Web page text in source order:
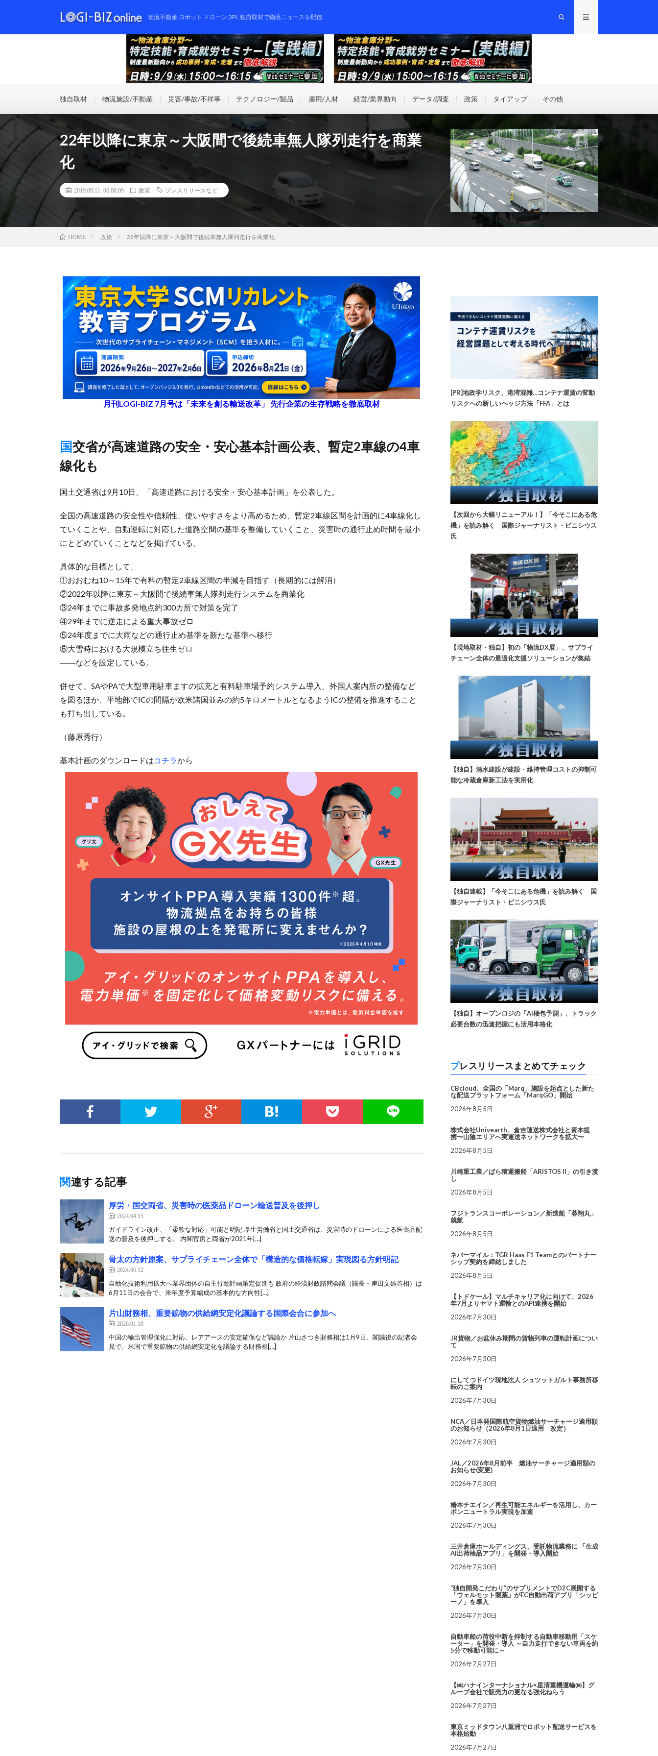
物流不動産,ロボット,ドローン,3PL,独自取材で物流ニュースを配信
独自取材 物流施設/不動産 災害/事故/不祥事 テクノロジー/製品 雇用/人材 経営/業界動向 データ/調査 政策 タイアップ その他
22年以降に東京～大阪間で後続車無人隊列走行を商業
化
2019.09.11 06:00:09 政策 プレスリリースなど
HOME 政策 22年以降に東京～大阪間で後続車無人隊列走行を商業化
月刊LOGI-BIZ 7月号は「未来を創る輸送改革」 先行企業の生存戦略を徹底取材
国交省が高速道路の安全・安心基本計画公表、暫定2車線の4車
線化も
国土交通省は9月10日、「高速道路における安全・安心基本計画」を公表した。
全国の高速道路の安全性や信頼性、使いやすさをより高めるため、暫定2車線区間を計画的に4車線化し
ていくことや、自動運転に対応した道路空間の基準を整備していくこと、災害時の通行止め時間を最小
にとどめていくことなどを掲げている。
具体的な目標として、
①おおむね10～15年で有料の暫定2車線区間の半減を目指す（長期的には解消）
②2022年以降に東京～大阪間で後続車無人隊列走行システムを商業化
③24年までに事故多発地点約300カ所で対策を完了
④29年までに逆走による重大事故ゼロ
⑤24年度までに大雨などの通行止め基準を新たな基準へ移行
⑥大雪時における大規模立ち往生ゼロ
――などを設定している。
併せて、SAやPAで大型車用駐車ますの拡充と有料駐車場予約システム導入、外国人案内所の整備など
を図るほか、平地部でICの間隔が欧米諸国並みの約5キロメートルとなるようICの整備を推進すること
も打ち出している。
（藤原秀行）
基本計画のダウンロードはコチラから
関連する記事
厚労・国交両省、災害時の医薬品ドローン輸送普及を後押し
2024.04.15
ガイドライン改正、「柔軟な対応」可能と明記 厚生労働省と国土交通省は、災害時のドローンによる医薬品配
送の普及を後押しする。 内閣官房と両省が2021年[…]
骨太の方針原案、サプライチェーン全体で「構造的な価格転嫁」実現図る方針明記
2024.06.12
自動化技術利用拡大へ業界団体の自主行動計画策定促進も 政府の経済財政諮問会議（議長・岸田文雄首相）は
6月11日の会合で、来年度予算編成の基本的な方向性[…]
片山財務相、重要鉱物の供給網安定化議論する国際会合に参加へ
2026.01.10
中国の輸出管理強化に対応、レアアースの安定確保など議論か 片山さつき財務相は1月9日、閣議後の記者会
見で、米国で重要鉱物の供給網安定化を議論する財務相[…]
[PR]地政学リスク、港湾混雑…コンテナ運賃の変動
リスクへの新しいヘッジ方法「FFA」とは
【次回から大幅リニューアル！】「今そこにある危
機」を読み解く 国際ジャーナリスト・ビニシウス
氏
【現地取材・独自】初の「物流DX展」、サプライ
チェーン全体の最適化支援ソリューションが集結
【独自】清水建設が建設・維持管理コストの抑制可
能な冷蔵倉庫新工法を実用化
【独自連載】「今そこにある危機」を読み解く 国
際ジャーナリスト・ビニシウス氏
【独自】オープンロジの「AI梱包予測」、トラック
必要台数の迅速把握にも活用本格化
プレスリリースまとめてチェック
CBcloud、全国の「Marq」施設を起点とした新た
な配送プラットフォーム「MarqGO」開始
2026年8月5日
株式会社Univearth、倉吉運送株式会社と資本提
携〜山陰エリアへ実運送ネットワークを拡大〜
2026年8月5日
川崎重工業／ばら積運搬船「ARISTOS II」の引き渡
し
2026年8月5日
フジトランスコーポレーション／新造船「蓉翔丸」
就航
2026年8月5日
ネバーマイル：TGR Haas F1 Teamとのパートナー
シップ契約を締結しました
2026年8月5日
【トドケール】マルチキャリア化に向けて、2026
年7月よりヤマト運輸とのAPI連携を開始
2026年7月30日
JR貨物／お盆休み期間の貨物列車の運転計画につい
て
2026年7月30日
にしてつドイツ現地法人 シュツットガルト事務所移
転のご案内
2026年7月30日
NCA／日本発国際航空貨物燃油サーチャージ適用額
のお知らせ（2026年8月1日適用 改定）
2026年7月30日
JAL／2026年8月前半 燃油サーチャージ適用額の
お知らせ(変更)
2026年7月30日
椿本チエイン／再生可能エネルギーを活用し、カー
ボンニュートラル実現を加速
2026年7月30日
三井倉庫ホールディングス、受託物流業務に 「生成
AI出荷検品アプリ」を開発・導入開始
2026年7月30日
“独自開発こだわり”のサプリメントでD2C展開する
「ウェルモット製薬」がEC自動出荷アプリ「シッピ
ーノ」を導入
2026年7月30日
自動車船の荷役中断を抑制する自動車移動用「スケ
ーター」を開発・導入 ～自力走行できない車両を約
5分で移動可能に～
2026年7月27日
【㈱ハナインターナショナル×星清重機運輸㈱】グ
ループ会社で販売力の更なる強化ねらう
2026年7月27日
東京ミッドタウン八重洲でロボット配送サービスを
本格始動
2026年7月27日